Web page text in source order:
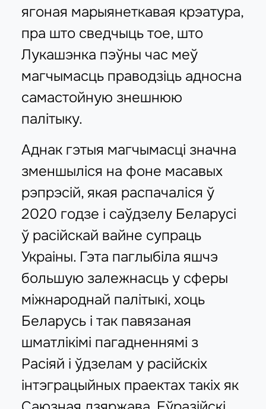
ягоная марыянеткавая крэатура,
пра што сведчыць тое, што
Лукашэнка пэўны час меў
магчымасць праводзіць адносна
самастойную знешнюю
палітыку.
Аднак гэтыя магчымасці значна
зменшыліся на фоне масавых
рэпрэсій, якая распачаліся ў
2020 годзе і саўдзелу Беларусі
ў расійскай вайне супраць
Украіны. Гэта паглыбіла яшчэ
большую залежнасць у сферы
міжнароднай палітыкі, хоць
Беларусь і так павязаная
шматлікімі пагадненнямі з
Расіяй і ўдзелам у расійскіх
інтэграцыйных праектах такіх як